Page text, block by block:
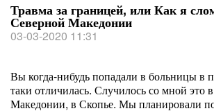
Травма за границей, или Как я
Северной Македонии
03-03-2020 11:31
Вы когда-нибудь попадали в больницы в
таки отличилась. Случилось со мной это
Македонии, в Скопье. Мы планировали